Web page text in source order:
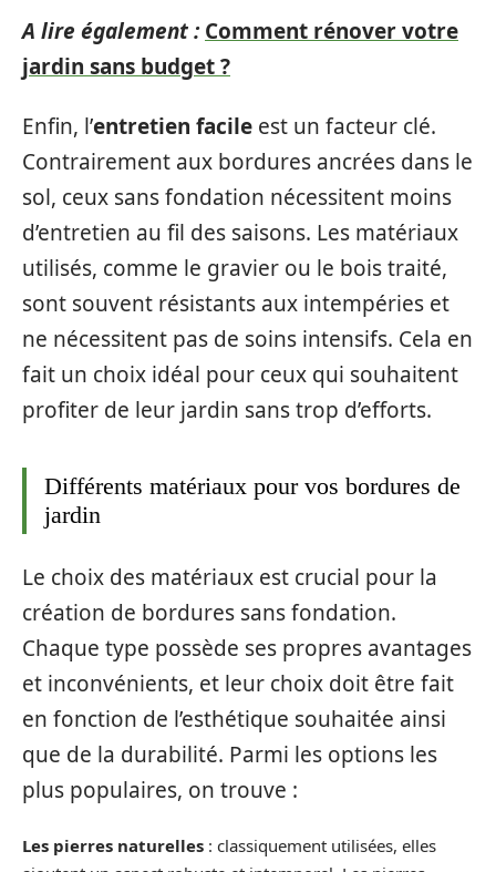
A lire également : Comment rénover votre
jardin sans budget ?
Enfin, l’entretien facile est un facteur clé.
Contrairement aux bordures ancrées dans le
sol, ceux sans fondation nécessitent moins
d’entretien au fil des saisons. Les matériaux
utilisés, comme le gravier ou le bois traité,
sont souvent résistants aux intempéries et
ne nécessitent pas de soins intensifs. Cela en
fait un choix idéal pour ceux qui souhaitent
profiter de leur jardin sans trop d’efforts.
Différents matériaux pour vos bordures de
jardin
Le choix des matériaux est crucial pour la
création de bordures sans fondation.
Chaque type possède ses propres avantages
et inconvénients, et leur choix doit être fait
en fonction de l’esthétique souhaitée ainsi
que de la durabilité. Parmi les options les
plus populaires, on trouve :
Les pierres naturelles : classiquement utilisées, elles